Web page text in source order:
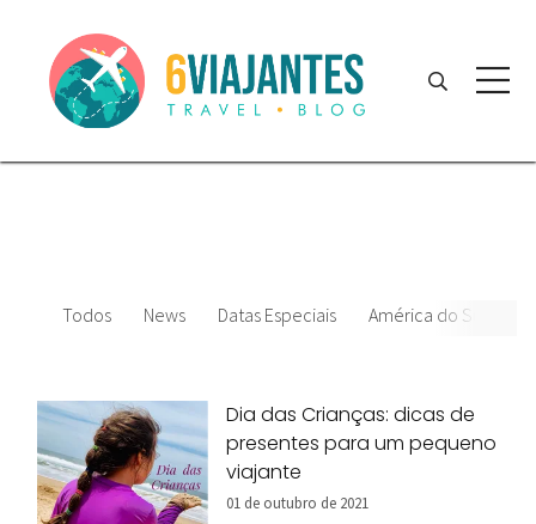
Todos News Datas Especiais América do Sul
Dia das Crianças: dicas de
presentes para um pequeno
viajante
01 de outubro de 2021